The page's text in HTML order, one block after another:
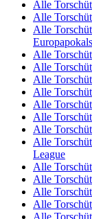
Alle
Alle
Alle
Alle
Alle
Alle
Alle
Alle
Alle
Alle
Alle
League
Alle
Alle
Alle
Alle
Alle